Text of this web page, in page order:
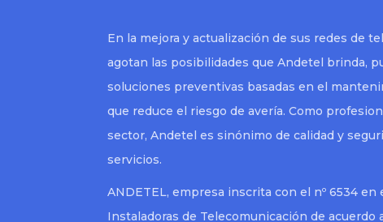
En la mejora y actualización de sus redes de
agotan las posibilidades que Andetel brinda,
soluciones preventivas basadas en el
que reduce el riesgo de avería. Como
sector, Andetel es sinónimo de calidad y
servicios.
ANDETEL, empresa inscrita con el nº 6534
Instaladoras de Telecomunicación de acuerdo